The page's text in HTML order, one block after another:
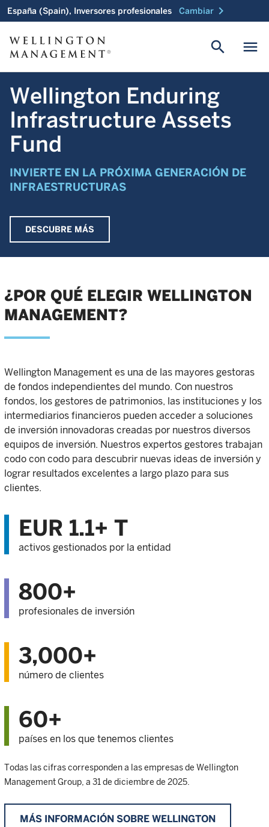
España (Spain), Inversores profesionales Cambiar chevron_right
menu
search
INVIERTE EN LA PRÓXIMA GENERACIÓN DE
INFRAESTRUCTURAS
Wellington Enduring
Infrastructure Assets
Fund
DESCUBRE MÁS
¿POR QUÉ ELEGIR WELLINGTON
MANAGEMENT?
Wellington Management es una de las mayores gestoras
de fondos independientes del mundo. Con nuestros
fondos, los gestores de patrimonios, las instituciones y los
intermediarios financieros pueden acceder a soluciones
de inversión innovadoras creadas por nuestros diversos
equipos de inversión. Nuestros expertos gestores trabajan
codo con codo para descubrir nuevas ideas de inversión y
lograr resultados excelentes a largo plazo para sus
clientes.
EUR 1.1+ T
activos gestionados por la entidad
800+
profesionales de inversión
3,000+
número de clientes
60+
países en los que tenemos clientes
Todas las cifras corresponden a las empresas de Wellington
Management Group, a 31 de diciembre de 2025.
MÁS INFORMACIÓN SOBRE WELLINGTON